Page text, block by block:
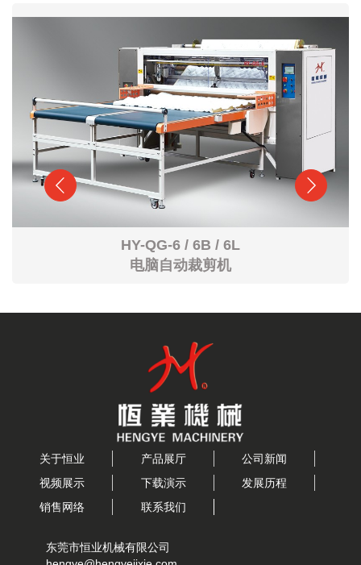
HY-QG-6 / 6B / 6L
电脑自动裁剪机
关于恒业 产品展厅
公司新闻
视频展示
下载演示
发展历程
销售网络
联系我们
东莞市恒业机械有限公司